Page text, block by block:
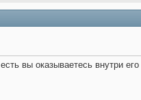
вы оказываетесь внутри